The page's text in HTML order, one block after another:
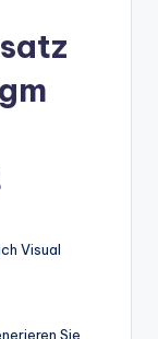
Visual
Sie